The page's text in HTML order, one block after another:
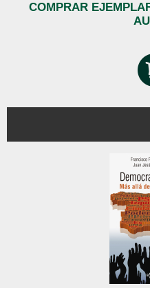
COMPRAR